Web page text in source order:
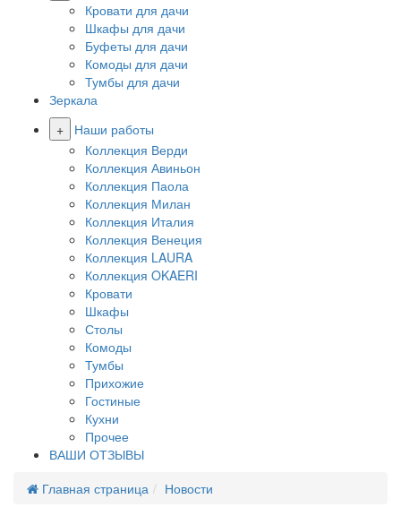
Кровати для дачи
Шкафы для дачи
Буфеты для дачи
Комоды для дачи
Тумбы для дачи
Зеркала
+
Наши работы
Коллекция Верди
Коллекция Авиньон
Коллекция Паола
Коллекция Милан
Коллекция Италия
Коллекция Венеция
Коллекция LAURA
Коллекция OKAERI
Кровати
Шкафы
Столы
Комоды
Тумбы
Прихожие
Гостиные
Кухни
Прочее
ВАШИ ОТЗЫВЫ
Главная страница
Новости